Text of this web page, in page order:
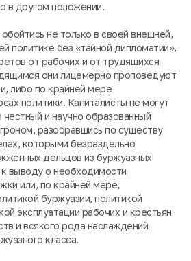
в другом положении.
не только в своей внешней,
политике без «тайной дипломатии»,
от рабочих и от трудящихся
они лицемерно проповедуют
либо по крайней мере
политики. Капиталисты не могут
честный и научно образованный
разобравшись по существу
которыми безраздельно
дельцов из буржуазных
выводу о необходимости
или, по крайней мере,
буржуазии, политикой
эксплуатации рабочих и крестьян
и всякого рода наслаждений
класса.